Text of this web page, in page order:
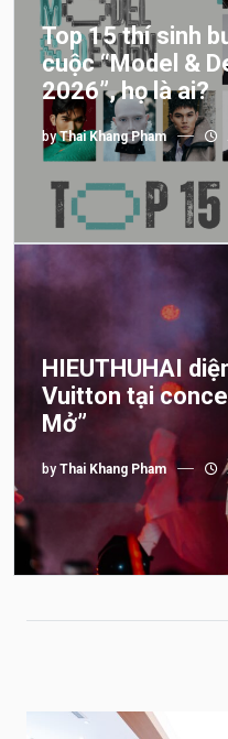
Top 15 thí sinh
cuộc “Model &
2026”, họ là ai?
byThai Khang Pham
HIEUTHUHAI
Vuitton tại
Mở”
by Thai Khang Pham